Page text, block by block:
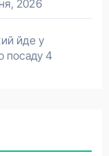
2026
йде у
посаду 4